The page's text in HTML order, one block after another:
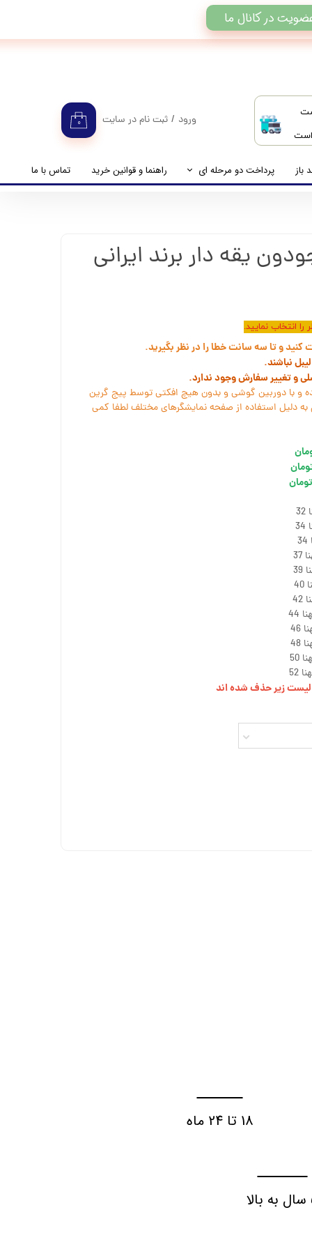
است
۰ ورود / ثبت نام در سایت
تغییر گذر واژه باز پرداخت دو مرحله ای راهنما و قوانین خرید تماس با ما
در کانال ما
جودون یقه دار برند ایرانی
انتخاب نمایید.
و تا سه سانت خطا را در نظر بگیرید.
نباشند.
و تغییر سفارش وجود ندارد.
و با دوربین گوشی و بدون هیچ افکتی توسط پیج گرین
دلیل استفاده از صفحه نمایشگرهای مختلف لطفا کمی
لیست زیر حذف شده اند
18 تا 24 ماه